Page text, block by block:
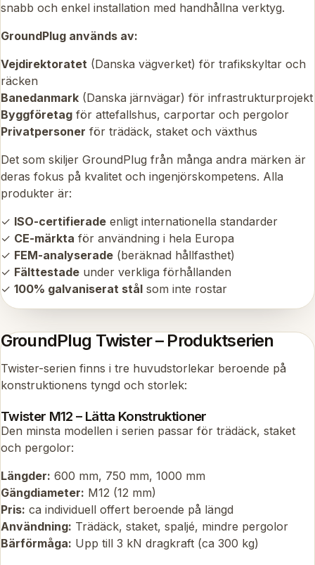
snabb och enkel installation med handhållna verktyg.
GroundPlug används av:
Vejdirektoratet (Danska vägverket) för trafikskyltar och
räcken
Banedanmark (Danska järnvägar) för infrastrukturprojekt
Byggföretag för attefallshus, carportar och pergolor
Privatpersoner för trädäck, staket och växthus
Det som skiljer GroundPlug från många andra märken är
deras fokus på kvalitet och ingenjörskompetens. Alla
produkter är:
✓ ISO-certifierade enligt internationella standarder
✓ CE-märkta för användning i hela Europa
✓ FEM-analyserade (beräknad hållfasthet)
✓ Fälttestade under verkliga förhållanden
✓ 100% galvaniserat stål som inte rostar
GroundPlug Twister – Produktserien
Twister-serien finns i tre huvudstorlekar beroende på
konstruktionens tyngd och storlek:
Twister M12 – Lätta Konstruktioner
Den minsta modellen i serien passar för trädäck, staket
och pergolor:
Längder: 600 mm, 750 mm, 1000 mm
Gängdiameter: M12 (12 mm)
Pris: ca individuell offert beroende på längd
Användning: Trädäck, staket, spaljé, mindre pergolor
Bärförmåga: Upp till 3 kN dragkraft (ca 300 kg)